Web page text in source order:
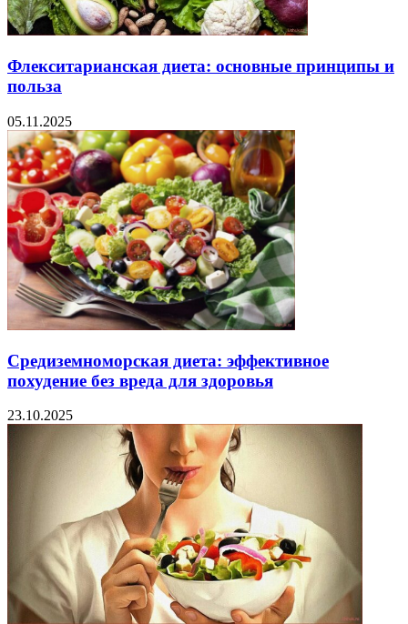
Флекситарианская диета: основные принципы и
польза
05.11.2025
Средиземноморская диета: эффективное
похудение без вреда для здоровья
23.10.2025